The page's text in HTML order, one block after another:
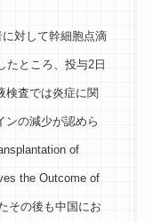
対して幹細胞点滴
たところ、投与2日
検査では炎症に関
ンの減少が認めら
of
the Outcome of
その後も中国にお